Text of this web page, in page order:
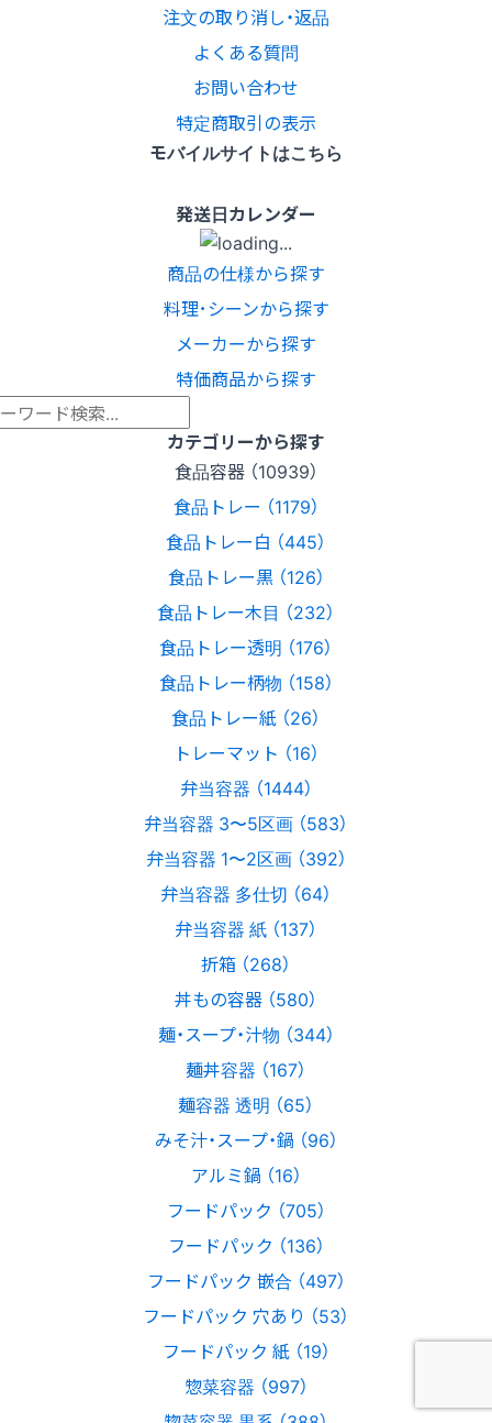
注文の取り消し・返品
よくある質問
お問い合わせ
特定商取引の表示
モバイルサイトはこちら
発送日カレンダー
商品の仕様から探す
料理･シーンから探す
メーカーから探す
特価商品から探す
カテゴリーから探す
食品容器 （10939）
食品トレー （1179）
食品トレー白 （445）
食品トレー黒 （126）
食品トレー木目 （232）
食品トレー透明 （176）
食品トレー柄物 （158）
食品トレー紙 （26）
トレーマット （16）
弁当容器 （1444）
弁当容器 3〜5区画 （583）
弁当容器 1〜2区画 （392）
弁当容器 多仕切 （64）
弁当容器 紙 （137）
折箱 （268）
丼もの容器 （580）
麺・スープ・汁物 （344）
麺丼容器 （167）
麺容器 透明 （65）
みそ汁・スープ・鍋 （96）
アルミ鍋 （16）
フードパック （705）
フードパック （136）
フードパック 嵌合 （497）
フードパック 穴あり （53）
フードパック 紙 （19）
惣菜容器 （997）